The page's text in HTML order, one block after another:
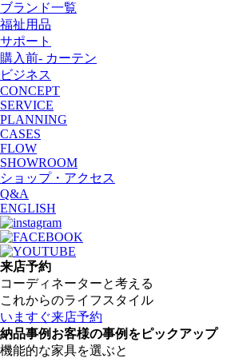
ブランド一覧
福祉用品
サポート
購入前- カーテン
ビジネス
CONCEPT
SERVICE
PLANNING
CASES
FLOW
SHOWROOM
ショップ・アクセス
Q&A
ENGLISH
来店予約
コーディネーターと考える
これからのライフスタイル
いますぐ来店予約
納品事例 お客様の事例をピックアップ
機能的な家具を選ぶと